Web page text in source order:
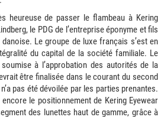
heureuse de passer le flambeau à Kering
le PDG de l’entreprise éponyme et fils
Le groupe de luxe français s’est en
du capital de la société familiale. Le
à l’approbation des autorités de la
être finalisée dans le courant du second
pas été dévoilée par les parties prenantes.
le positionnement de Kering Eyewear
des lunettes haut de gamme, grâce à